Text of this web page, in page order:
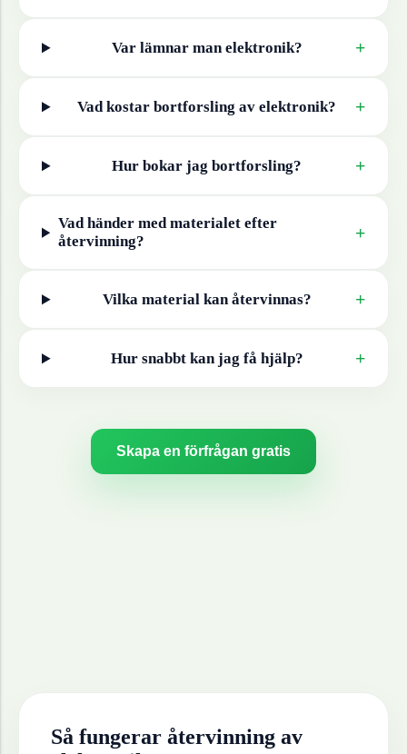
Var lämnar man elektronik? +
Vad kostar bortforsling av elektronik? +
Hur bokar jag bortforsling? +
Vad händer med materialet efter
återvinning?
+
Vilka material kan återvinnas? +
Hur snabbt kan jag få hjälp? +
Skapa en förfrågan gratis
Så fungerar återvinning av